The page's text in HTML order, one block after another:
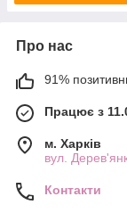
Про нас
91%
Працює з
м. Харків
вул.
Контакти